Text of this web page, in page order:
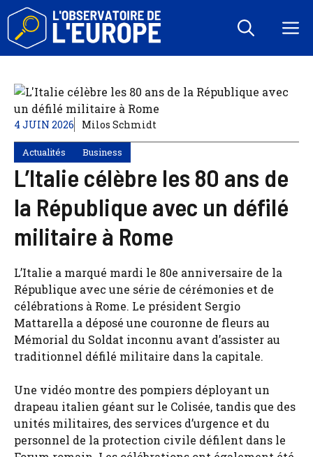
Aller
contenu
4 JUIN 2026 Milos Schmidt
Actualités Business
L’Italie célèbre les 80 ans de
la République avec un défilé
militaire à Rome
L’Italie a marqué mardi le 80e anniversaire de la
République avec une série de cérémonies et de
célébrations à Rome. Le président Sergio
Mattarella a déposé une couronne de fleurs au
Mémorial du Soldat inconnu avant d’assister au
traditionnel défilé militaire dans la capitale.
Une vidéo montre des pompiers déployant un
drapeau italien géant sur le Colisée, tandis que des
unités militaires, des services d’urgence et du
personnel de la protection civile défilent dans le